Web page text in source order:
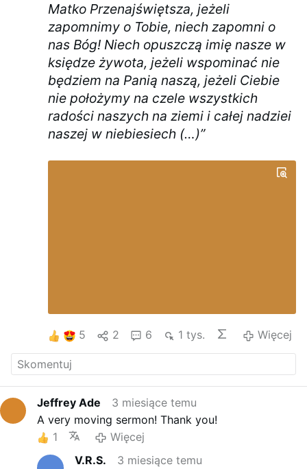
Matko Przenajświętsza, jeżeli
zapomnimy o Tobie, niech zapomni o
nas Bóg! Niech opuszczą imię nasze w
księdze żywota, jeżeli wspominać nie
będziem na Panią naszą, jeżeli Ciebie
nie położymy na czele wszystkich
radości naszych na ziemi i całej nadziei
naszej w niebiesiech (…)”
5 2 6 1 tys. Więcej
Jeffrey Ade
3 miesiące temu
A very moving sermon! Thank you!
1
Więcej
V.R.S.
3 miesiące temu